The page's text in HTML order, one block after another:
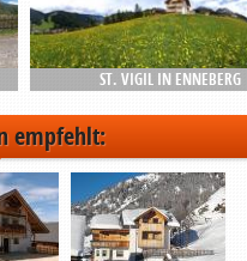
ST. VIGIL IN ENNEBERG
empfehlt: